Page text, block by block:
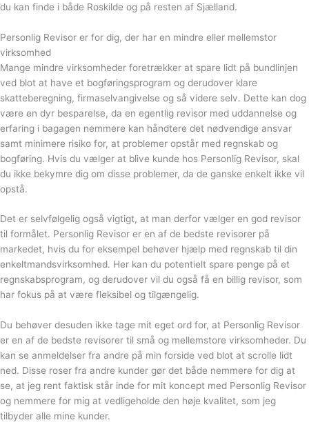
du kan finde i både Roskilde og på resten af Sjælland.
Personlig Revisor er for dig, der har en mindre eller mellemstor
virksomhed
Mange mindre virksomheder foretrækker at spare lidt på bundlinjen
ved blot at have et bogføringsprogram og derudover klare
skatteberegning, firmaselvangivelse og så videre selv. Dette kan dog
være en dyr besparelse, da en egentlig revisor med uddannelse og
erfaring i bagagen nemmere kan håndtere det nødvendige ansvar
samt minimere risiko for, at problemer opstår med regnskab og
bogføring. Hvis du vælger at blive kunde hos Personlig Revisor, skal
du ikke bekymre dig om disse problemer, da de ganske enkelt ikke vil
opstå.
Det er selvfølgelig også vigtigt, at man derfor vælger en god revisor
til formålet. Personlig Revisor er en af de bedste revisorer på
markedet, hvis du for eksempel behøver hjælp med regnskab til din
enkeltmandsvirksomhed. Her kan du potentielt spare penge på et
regnskabsprogram, og derudover vil du også få en billig revisor, som
har fokus på at være fleksibel og tilgængelig.
Du behøver desuden ikke tage mit eget ord for, at Personlig Revisor
er en af de bedste revisorer til små og mellemstore virksomheder. Du
kan se anmeldelser fra andre på min forside ved blot at scrolle lidt
ned. Disse roser fra andre kunder gør det både nemmere for dig at
se, at jeg rent faktisk står inde for mit koncept med Personlig Revisor
og nemmere for mig at vedligeholde den høje kvalitet, som jeg
tilbyder alle mine kunder.